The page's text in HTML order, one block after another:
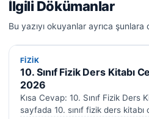
İlgili Dökümanlar
Bu yazıyı okuyanlar ayrıca şunlara
FIZIK
FIZIK
10. Sınıf Fizik Ders Kitabı
2026
Kısa Cevap: 10. Sınıf Fizik Ders
sayfada 10. sınıf fizik ders